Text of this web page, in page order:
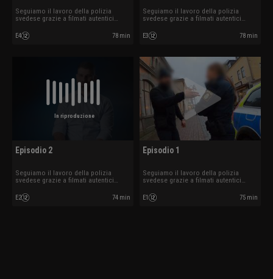
Seguiamo il lavoro della polizia
svedese grazie a filmati autentici
E4 78 min
Seguiamo il lavoro della polizia
svedese grazie a filmati autentici
E3 78 min
In riproduzione
Episodio 2
Seguiamo il lavoro della polizia
svedese grazie a filmati autentici
E2 74 min
Episodio 1
Seguiamo il lavoro della polizia
svedese grazie a filmati autentici
E1 75 min